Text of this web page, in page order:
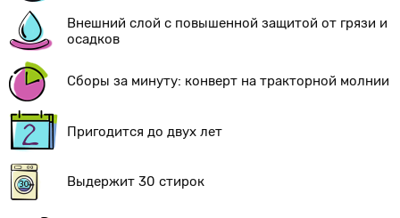
Внешний слой с повышенной защитой от грязи и
осадков
Сборы за минуту: конверт на тракторной молнии
Пригодится до двух лет
Выдержит 30 стирок